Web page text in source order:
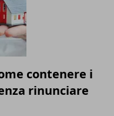
contenere i
rinunciare